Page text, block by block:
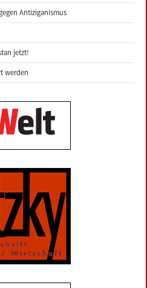
Antiziganismus
jetzt!
werden